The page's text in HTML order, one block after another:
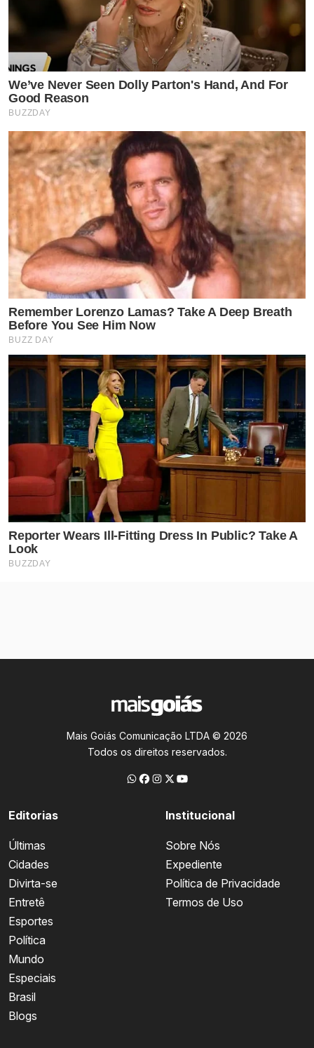
Mais Goiás Comunicação LTDA © 2026
Todos os direitos reservados.
Editorias
Últimas
Cidades
Divirta-se
Entretê
Esportes
Política
Mundo
Especiais
Brasil
Blogs
Institucional
Sobre Nós
Expediente
Política de Privacidade
Termos de Uso